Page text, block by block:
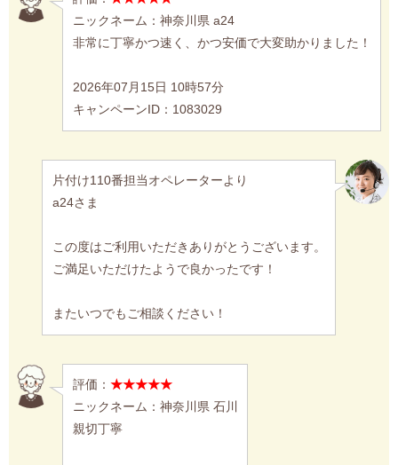
ニックネーム：神奈川県 a24
非常に丁寧かつ速く、かつ安価で大変助かりました！
2026年07月15日 10時57分
キャンペーンID：1083029
片付け110番担当オペレーターより
a24さま
この度はご利用いただきありがとうございます。
ご満足いただけたようで良かったです！
またいつでもご相談ください！
評価： ★★★★★
ニックネーム：神奈川県 石川
親切丁寧